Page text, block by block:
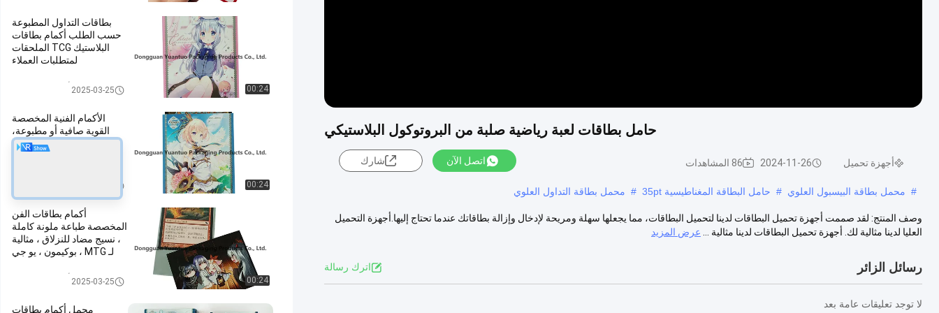
حامل بطاقات لعبة رياضية صلبة من البروتوكول البلاستيكي
أجهزة تحميل 2024-11-26 86 المشاهدات اتصل الآن شارك
# محمل بطاقة البيسبول العلوي # حامل البطاقة المغناطيسية 35pt # محمل بطاقة التداول العلوي
وصف المنتج: لقد صممت أجهزة تحميل البطاقات لدينا لتحميل البطاقات، مما يجعلها سهلة ومريحة لإدخال وإزالة بطاقاتك عندما تحتاج إليها.أجهزة التحميل
العليا لدينا مثالية لك. أجهزة تحميل البطاقات لدينا مثالية ...
عرض المزيد
رسائل الزائر اترك رسالة
لا توجد تعليقات عامة بعد
00:24
بطاقات التداول المطبوعة
حسب الطلب أكمام بطاقات
البلاستيك TCG الملحقات
لمتطلبات العملاء
الأكمام بطاقة الفن2025-03-25
00:24
الأكمام الفنية المخصصة
القوية صافية أو مطبوعة،
66x91ملم، مقاومة للدموع،
00:24
أكمام بطاقات الفن
المخصصة طباعة ملونة كاملة
، نسيج مضاد للنزلاق ، مثالية
لـ MTG ، بوكيمون ، يو جي
الأكمام بطاقة الفن2025-03-25
مجمل أكمام بطاقات